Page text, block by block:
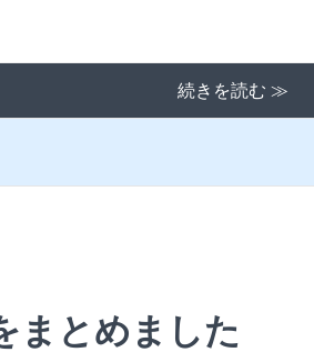
続きを読む ≫
まとめました